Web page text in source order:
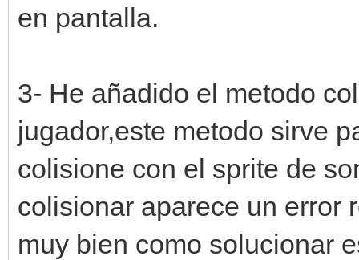
def
#instanciar
---------------------
en pantalla.
3- He añadido el metodo
jugador,este metodo sirve
colisione con el sprite de
colisionar aparece un error
muy bien como solucionar